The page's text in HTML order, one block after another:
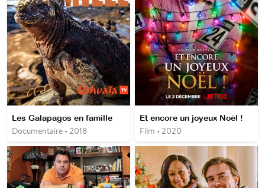
Les Galapagos en famille
Documentaire • 2018
Et encore un joyeux Noël !
Film • 2020